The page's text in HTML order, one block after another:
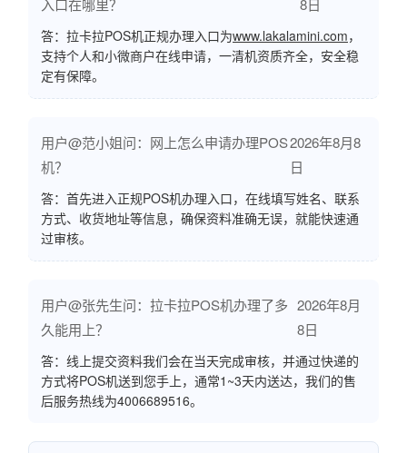
入口在哪里？ 8日
答：拉卡拉POS机正规办理入口为www.lakalamini.com，
支持个人和小微商户在线申请，一清机资质齐全，安全稳
定有保障。
用户@范小姐问：网上怎么申请办理POS
机？
2026年8月8
日
答：首先进入正规POS机办理入口，在线填写姓名、联系
方式、收货地址等信息，确保资料准确无误，就能快速通
过审核。
用户@张先生问：拉卡拉POS机办理了多
久能用上？
2026年8月
8日
答：线上提交资料我们会在当天完成审核，并通过快递的
方式将POS机送到您手上，通常1~3天内送达，我们的售
后服务热线为4006689516。